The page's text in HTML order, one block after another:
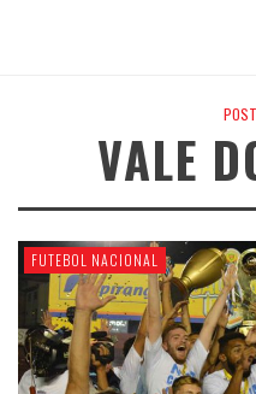
VALE
FUTEBOL NACIONAL